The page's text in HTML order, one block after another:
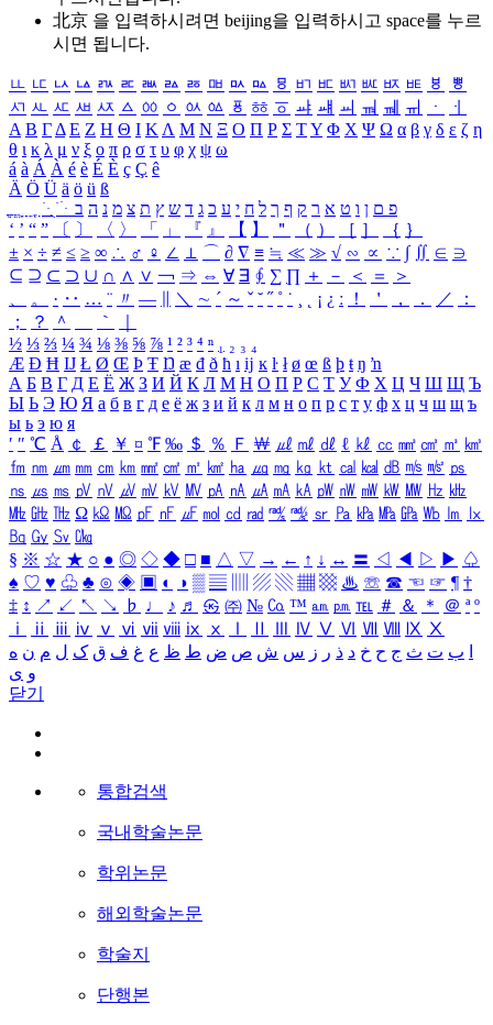
北京 을 입력하시려면 beijing을 입력하시고 space를 누르
시면 됩니다.
ㅥ ㅦ ㅧ ㅨ ㅩ ㅪ ㅫ ㅬ ㅭ ㅮ ㅯ ㅰ ㅱ ㅲ ㅳ ㅴ ㅵ ㅶ ㅷ ㅸ
ㅹ
ㅺ ㅻ ㅼ ㅽ ㅾ ㅿ ㆀ ㆁ ㆂ ㆃ ㆄ ㆅ ㆆ ㆇ ㆈ ㆉ ㆊ ㆋ ㆌ ㆍ
ㆎ
Α Β ΓΔ Ε Ζ Η Θ Ι ΚΛ Μ Ν Ξ Ο Π Ρ Σ ΤΥ Φ Χ Ψ Ω α β γ δ ε ζ η
θ ι κ λ μ ν ξ ο π ρ σ τ υ φ χ ψ ω
á à Á À é è É È ç Ç ê
Ä Ö Ü ä ö ü ß
ִֶֹ ֻּ ׁׂ פ ם ן ו ט א ר ק ף ך ל ח י ע כ ג ד ש ץ ת צ מ נ ה ב
‘ ’ “ ” 〔 〕 〈 〉 「 」 『 』 【 】 ＂ （ ） ［ ］ ｛ ｝
± × ÷ ≠ ≤ ≥ ∞ ∴ ♂ ♀ ∠ ⊥ ⌒ ∂ ∇ ≡ ≒ ≪ ≫ √ ∽ ∝ ∵ ∫ ∬ ∈ ∋
⊆ ⊇ ⊂ ⊃ ∪ ∩ ∧ ∨ ￢ ⇒ ⇔ ∀ ∃ ∮ ∑ ∏ ＋ － ＜ ＝
＞
、
。 · ‥ … ¨ 〃 ― ＼ ∼ ´ ～ ˇ ˘ ˝ ˚ ˙ ¸ ¡ ¿ ː ！ ＇ ， ． ／
：
；
？ ＾ ｀
½ ⅓ ⅔ ¼ ¾ ⅛ ⅜ ⅝ ⅞ ¹ ² ³ ⁴ ⁿ ₁ ₂ ₃ ₄
Æ Ð Ħ Ĳ Ł Ø Œ Þ Ŧ Ŋ æ đ ð ħ ı ĳ ĸ ŀ ł ø œ ß þ ŧ ŋ ŉ
А Б В Г Д Е Ё Ж З И Й К Л М Н О П Р С Т У Ф Х Ц Ч Ш Щ Ъ
Ы Ь Э Ю Я а б в г д е ё ж з и й к л м н о п р с т у ф х ц ч ш щ ъ
ы ь э ю я
′ ″ ℃ Å ￠ ￡ ￥ ¤ ℉ ‰ ＄ ％ Ｆ ￦ ㎕ ㎖ ㎗ ℓ ㎘ ㏄ ㎣ ㎤ ㎥ ㎦
㎙ ㎚ ㎛ ㎜ ㎝ ㎞ ㎟ ㎠ ㎡ ㎢ ㏊ ㎍ ㎎ ㎏ ㏏ ㎈ ㎉ ㏈ ㎧ ㎨ ㎰
㎱ ㎲ ㎳ ㎴ ㎵ ㎶ ㎷ ㎸ ㎹ ㎀ ㎁ ㎂ ㎃ ㎄ ㎺ ㎻ ㎽ ㎾ ㎿ ㎐ ㎑
㎒ ㎓ ㎔ Ω ㏀ ㏁ ㎊ ㎋ ㎌ ㏖ ㏅ ㎭ ㎮ ㎯ ㏛ ㎩ ㎪ ㎫ ㎬ ㏝ ㏐
㏓
㏃ ㏉ ㏜ ㏆
§ ※ ☆ ★ ○ ● ◎ ◇ ◆ □ ■ △ ▽ → ← ↑ ↓ ↔ 〓 ◁ ◀ ▷ ▶ ♤
♠ ♡ ♥ ♧ ♣ ⊙ ◈ ▣ ◐ ◑ ▒ ▤ ▨ ▧ ▦ ▩ ♨ ☏ ☎ ☜ ☞ ¶ †
‡ ↕ ↗ ↙ ↖ ↘ ♭ ♩ ♪ ♬ ㉿ ㈜ № ㏇ ™ ㏂ ㏘ ℡ ＃ ＆ ＊ ＠ ª º
ⅰ
ⅱ ⅲ ⅳ ⅴ ⅵ ⅶ ⅷ ⅸ ⅹ Ⅳ Ⅴ Ⅵ Ⅶ Ⅷ Ⅸ Ⅹ
ب ت ث ج ح خ د ذ ر ز س ش ص ض ط ظ ع غ ف ق ک ل م ن ه
و ی
닫기
통합검색
국내학술논문
학위논문
해외학술논문
학술지
단행본